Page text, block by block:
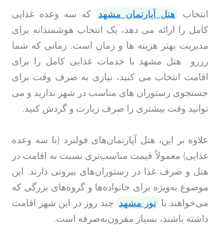
انتخاب هتل آپارتمان مشهد
که سه وعده غذایی
کامل را ارائه می دهد، یک انتخاب هوشمندانه برای
مدیریت بهتر هزینه ها و زمان است. زمانی که شما
رزرو
هتل مشهد با خدمات غذایی کامل را برای
اقامت انتخاب می کنید، نیازی به صرف وقت برای
جستجوی رستوران های مناسب در شهر ندارید و می
توانید وقت بیشتری را صرف زیارت و گردش کنید.
علاوه بر این، هتل آپارتمان‌های فولبرد (با سه وعده
غذایی) معمولاً قیمت مناسب‌تری نسبت به اقامت در
هتل و صرف غذا در رستوران‌های بیرونی دارند. این
موضوع به‌ویژه برای خانواده‌ها و گروه‌های بزرگی که
می‌خواهند با تور مشهد چند روز در این شهر اقامت
داشته باشند، بسیار مقرون‌به‌صرفه است.